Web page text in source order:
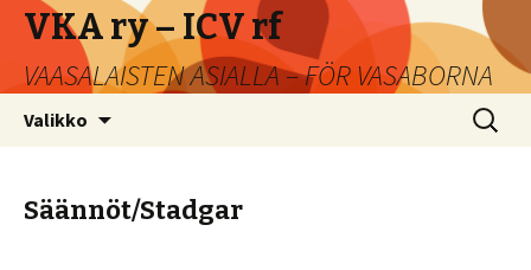
VKA ry – ICV rf
VAASALAISTEN ASIALLA – FÖR VASABORNA
Valikko Haku:
Säännöt/Stadgar